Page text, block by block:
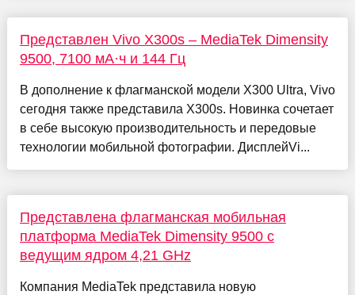
Представлен Vivo X300s – MediaTek Dimensity
9500, 7100 мА·ч и 144 Гц
В дополнение к флагманской модели X300 Ultra, Vivo
сегодня также представила X300s. Новинка сочетает
в себе высокую производительность и передовые
технологии мобильной фотографии. ДисплейVi...
Представлена флагманская мобильная
платформа MediaTek Dimensity 9500 с
ведущим ядром 4,21 GHz
Компания MediaTek представила новую